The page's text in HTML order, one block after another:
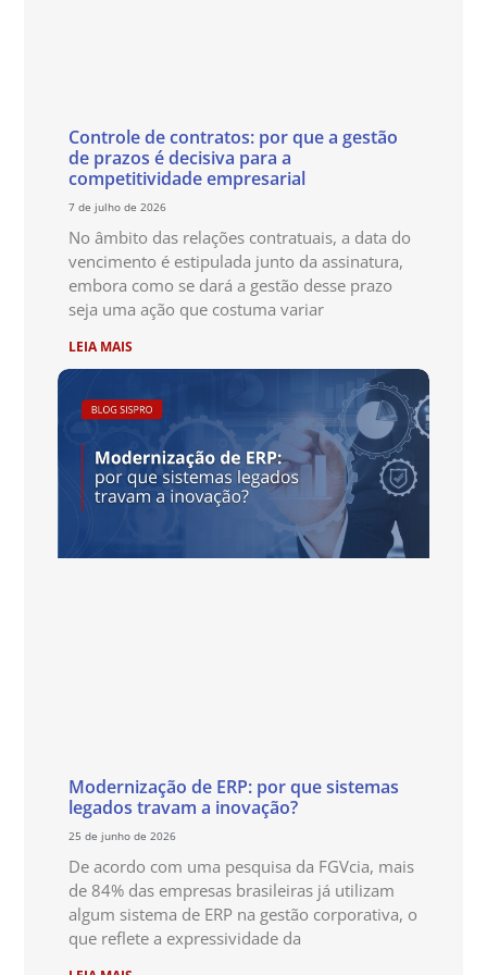
Controle de contratos: por que a gestão
de prazos é decisiva para a
competitividade empresarial
7 de julho de 2026
No âmbito das relações contratuais, a data do
vencimento é estipulada junto da assinatura,
embora como se dará a gestão desse prazo
seja uma ação que costuma variar
LEIA MAIS
Modernização de ERP: por que sistemas
legados travam a inovação?
25 de junho de 2026
De acordo com uma pesquisa da FGVcia, mais
de 84% das empresas brasileiras já utilizam
algum sistema de ERP na gestão corporativa, o
que reflete a expressividade da